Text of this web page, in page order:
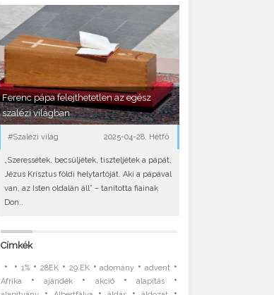
Ferenc pápa felejthetetlen az egész
szalézi világban
#Szalézi világ 2025-04-28, Hétfő
„Szeressétek, becsüljétek, tiszteljétek a pápát,
Jézus Krisztus földi helytartóját. Aki a pápával
van, az Isten oldalán áll” – tanította fiainak
Don..
Címkék
• •1% • 28EK • 29.EK•adomány •advent •
Afrika •ajándék • akció• alapítás•